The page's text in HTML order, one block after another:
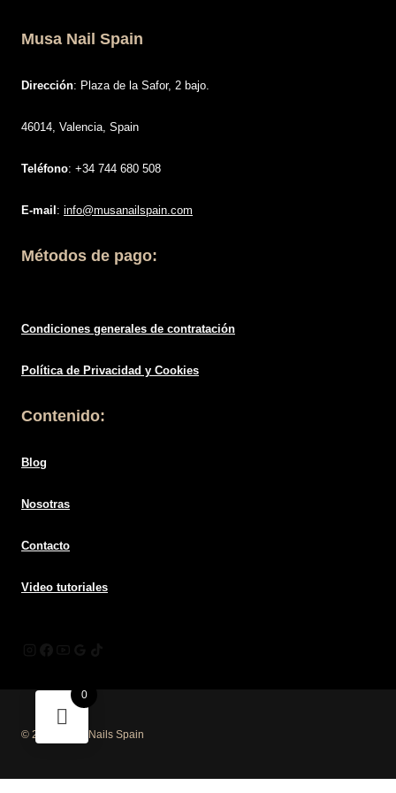
Musa Nail Spain
Dirección: Plaza de la Safor, 2 bajo.
46014, Valencia, Spain
Teléfono: +34 744 680 508
E-mail : info@musanailspain.com
Métodos de pago:
Condiciones generales de contratación
Política de Privacidad y Cookies
Contenido:
Blog
Nosotras
Contacto
Video tutoriales
© 2026 Mūsa Nails Spain
0